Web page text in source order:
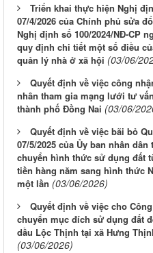
Triển khai thực hiện Nghị
07/4/2026 của Chính phủ sửa
Nghị định số 100/2024/NĐ-CP
quy định chi tiết một số điều
quản lý nhà ở xã hội (03/06/
Quyết định về việc công
nhân tham gia mạng lưới tư
thành phố Đồng Nai (03/06/
Quyết định về việc bãi bỏ
07/5/2025 của Ủy ban nhân
chuyển hình thức sử dụng đất
tiền hàng năm sang hình thức
một lần (03/06/2026)
Quyết định về việc cho
chuyển mục đích sử dụng đất
dầu Lộc Thịnh tại xã Hưng
(03/06/2026)